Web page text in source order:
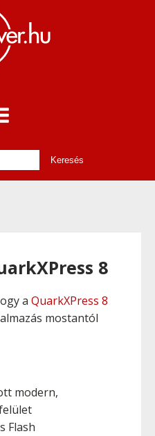
8
a QuarkXPress 8
mostantól
modern,
Flash